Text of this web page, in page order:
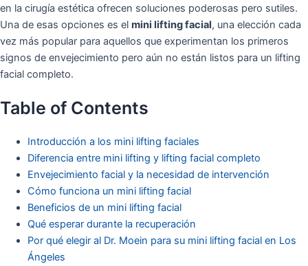
en la cirugía estética ofrecen soluciones poderosas pero sutiles.
Una de esas opciones es el mini lifting facial, una elección cada
vez más popular para aquellos que experimentan los primeros
signos de envejecimiento pero aún no están listos para un lifting
facial completo.
Table of Contents
Introducción a los mini lifting faciales
Diferencia entre mini lifting y lifting facial completo
Envejecimiento facial y la necesidad de intervención
Cómo funciona un mini lifting facial
Beneficios de un mini lifting facial
Qué esperar durante la recuperación
Por qué elegir al Dr. Moein para su mini lifting facial en Los
Ángeles